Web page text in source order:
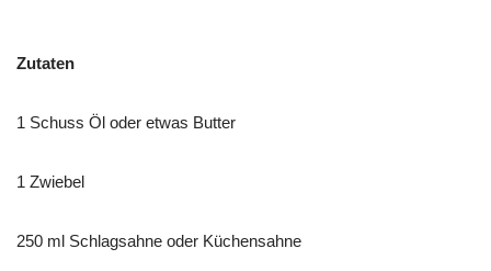
Zutaten
1 Schuss Öl oder etwas Butter
1 Zwiebel
250 ml Schlagsahne oder Küchensahne